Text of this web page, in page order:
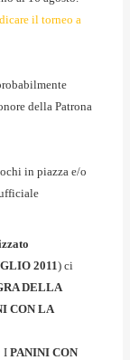
il torneo a
della Patrona
in piazza e/o
2011) ci
DELLA
CON LA
I PANINI CON